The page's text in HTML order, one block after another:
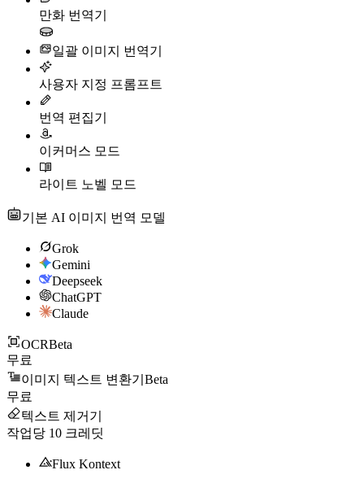
만화 번역기
일괄 이미지 번역기
사용자 지정 프롬프트
번역 편집기
이커머스 모드
라이트 노벨 모드
기본 AI 이미지 번역 모델
Grok
Gemini
Deepseek
ChatGPT
Claude
OCRBeta
무료
이미지 텍스트 변환기 Beta
무료
텍스트 제거기
작업당 10 크레딧
Flux Kontext